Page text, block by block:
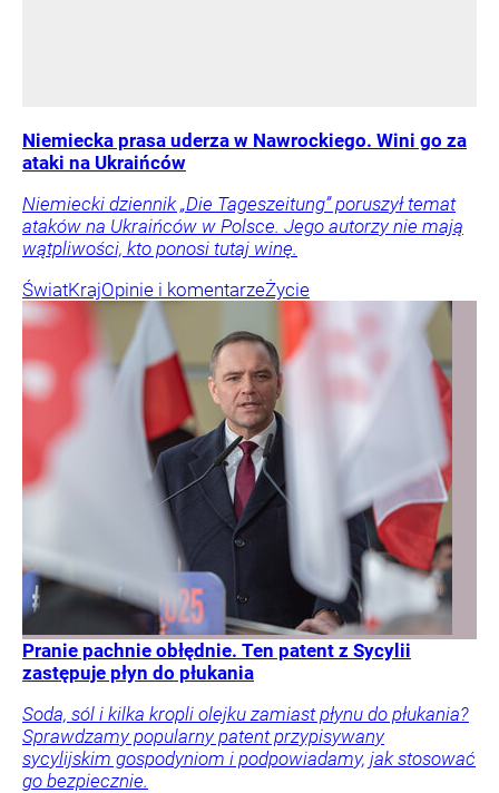
Niemiecka prasa uderza w Nawrockiego. Wini go za
ataki na Ukraińców
Niemiecki dziennik „Die Tageszeitung” poruszył temat
ataków na Ukraińców w Polsce. Jego autorzy nie mają
wątpliwości, kto ponosi tutaj winę.
ŚwiatKrajOpinie i komentarzeŻycie
Pranie pachnie obłędnie. Ten patent z Sycylii
zastępuje płyn do płukania
Soda, sól i kilka kropli olejku zamiast płynu do płukania?
Sprawdzamy popularny patent przypisywany
sycylijskim gospodyniom i podpowiadamy, jak stosować
go bezpiecznie.